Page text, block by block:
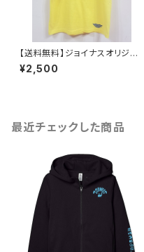
【送料無料】ジョイナスオリジナ
ルTシャツ1
¥2,500
最近チェックした商品